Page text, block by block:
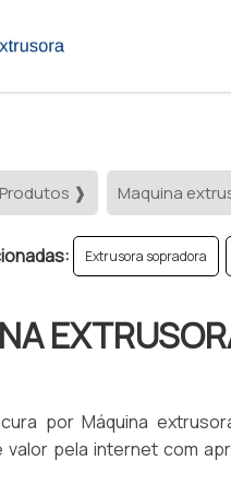
Produtos ❱ Maquina
Extrusora sopradora
por Máquina
valor pela internet com